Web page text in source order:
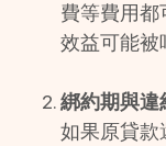
費等費用都
效益可能被
綁約期與違
如果原貸款